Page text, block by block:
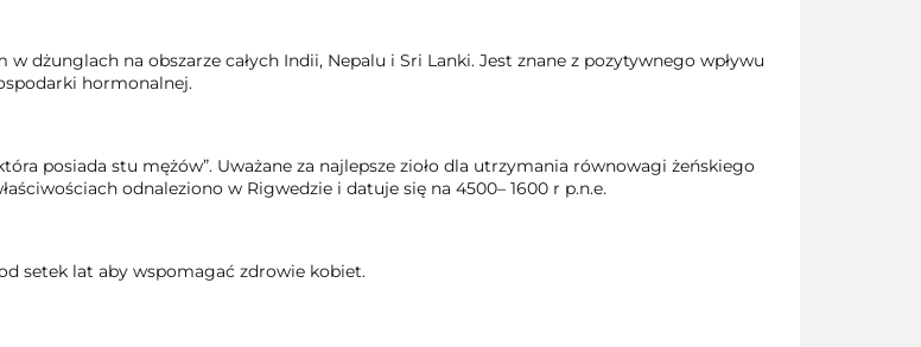
dżunglach na obszarze całych Indii, Nepalu i Sri Lanki. Jest znane z pozytywnego wpływu
hormonalnej.
posiada stu mężów”. Uważane za najlepsze zioło dla utrzymania równowagi żeńskiego
odnaleziono w Rigwedzie i datuje się na 4500– 1600 r p.n.e.
setek lat aby wspomagać zdrowie kobiet.